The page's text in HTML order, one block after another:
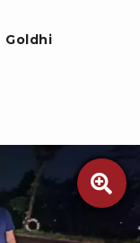
Goldhi
